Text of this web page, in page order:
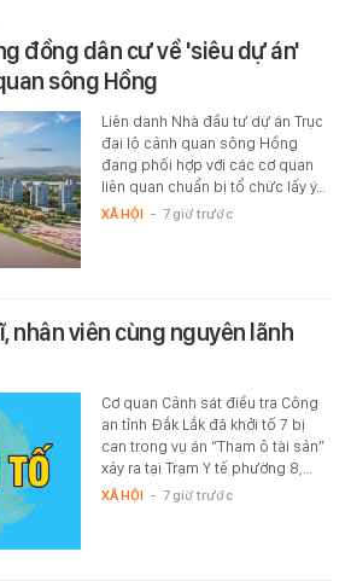
đồng dân cư về 'siêu dự án'
sông Hồng
Liên danh Nhà đầu tư dự án Trục
đại lộ cảnh quan sông Hồng
đang phối hợp với các cơ quan
liên quan chuẩn bị tổ chức lấy ý…
XÃ HỘI - 7 giờ trước
nhân viên cùng nguyên lãnh
Cơ quan Cảnh sát điều tra Công
an tỉnh Đắk Lắk đã khởi tố 7 bị
can trong vụ án “Tham ô tài sản”
xảy ra tại Trạm Y tế phường 8,…
XÃ HỘI - 7 giờ trước